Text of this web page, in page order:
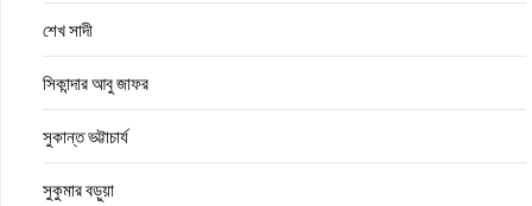
শেখ সাদী
সিকান্দার আবু জাফর
সুকান্ত ভট্টাচার্য
সুকুমার বড়ুয়া